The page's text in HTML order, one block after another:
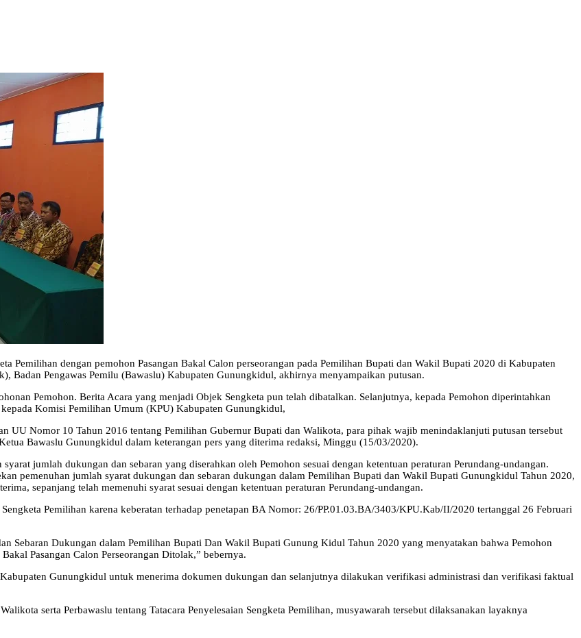
Pemilihan dengan pemohon Pasangan Bakal Calon perseorangan pada Pemilihan Bupati dan Wakil Bupati 2020 di Kabupaten
Pengawas Pemilu (Bawaslu) Kabupaten Gunungkidul, akhirnya menyampaikan putusan.
Pemohon. Berita Acara yang menjadi Objek Sengketa pun telah dibatalkan. Selanjutnya, kepada Pemohon diperintahkan
Komisi Pemilihan Umum (KPU) Kabupaten Gunungkidul,
UU Nomor 10 Tahun 2016 tentang Pemilihan Gubernur Bupati dan Walikota, para pihak wajib menindaklanjuti putusan tersebut
Bawaslu Gunungkidul dalam keterangan pers yang diterima redaksi, Minggu (15/03/2020).
jumlah dukungan dan sebaran yang diserahkan oleh Pemohon sesuai dengan ketentuan peraturan Perundang-undangan.
pemenuhan jumlah syarat dukungan dan sebaran dukungan dalam Pemilihan Bupati dan Wakil Bupati Gunungkidul Tahun 2020,
sepanjang telah memenuhi syarat sesuai dengan ketentuan peraturan Perundang-undangan.
Pemilihan karena keberatan terhadap penetapan BA Nomor: 26/PP.01.03.BA/3403/KPU.Kab/II/2020 tertanggal 26 Februari
Sebaran Dukungan dalam Pemilihan Bupati Dan Wakil Bupati Gunung Kidul Tahun 2020 yang menyatakan bahwa Pemohon
Pasangan Calon Perseorangan Ditolak,” bebernya.
Gunungkidul untuk menerima dokumen dukungan dan selanjutnya dilakukan verifikasi administrasi dan verifikasi faktual
serta Perbawaslu tentang Tatacara Penyelesaian Sengketa Pemilihan, musyawarah tersebut dilaksanakan layaknya